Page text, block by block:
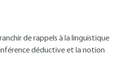
de rappels à la linguistique
déductive et la notion